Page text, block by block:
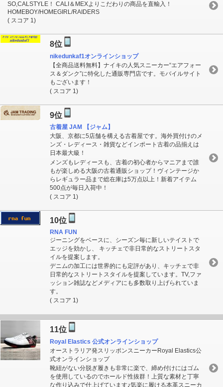
SO,CALSTYLE！ CALI＆MEXよりこだわりの商品を直輸入！
HOMEBOY/HOMEGIRL/RAIDERS
( スコア 1)
8位
nikedunkaf1オンラインショップ
【全商品送料無料】ナイキの人気スニーカー“エアフォー
ス＆ダンク”に特化した通販専門店です。モバイルサイト
もございます！
( スコア 1)
9位
古着屋 JAM 【ジャム】
大阪、京都に5店舗を構える古着屋です。海外買付けのメ
ンズ・レディース・雑貨などインポート古着の品揃えは
日本最大級！
メンズもレディースも、古着の初心者からマニアまで誰
もが楽しめる大阪の古着通販ショップ！ヴィンテージか
らレギュラー品まで総在庫は5万点以上！新着アイテム
500点が毎日入荷中！
( スコア 1)
10位
RNA FUN
ジーニングをベースに、シーズン毎に新しいテイストで
エッジを効かし、 キッチェで非日常的なストリートスタ
イルを提案します。
デニムの加工には世界的にも定評があり、キッチェで非
日常的なストリートスタイルを提案しています。TV,ファ
ッション雑誌などメディアにも多数取り上げられていま
す。
( スコア 1)
11位
Royal Elastics 公式オンラインショップ
オーストラリア発スリッポンスニーカーRoyal Elastics公
式オンラインショップ
靴紐がない分脱ぎ履きも非常に楽で、締め付けにはゴム
を使用しているのでホールド性抜群！上質な素材と丁寧
な作り込みで仕上げています♪気楽に履ける本革スニーカ